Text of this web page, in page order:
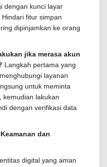
dengan kunci layar
fitur simpan
dipinjamkan ke orang
jika merasa akun
Langkah pertama yang
layanan
untuk meminta
kemudian lakukan
dengan verifikasi data
dan
digital yang aman